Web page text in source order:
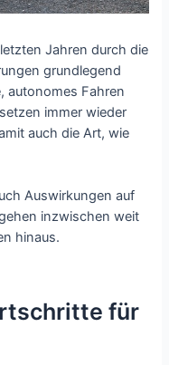
Jahren durch die
grundlegend
autonomes Fahren
immer wieder
auch die Art, wie
Auswirkungen auf
inzwischen weit
hinaus.
für